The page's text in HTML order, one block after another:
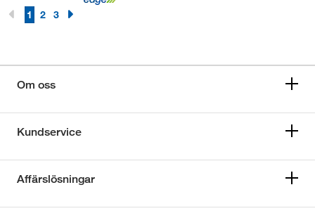
1 2 3
Om oss
Kundservice
Affärslösningar